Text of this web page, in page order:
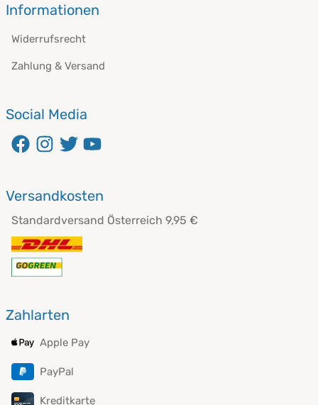
Informationen
Widerrufsrecht
Zahlung & Versand
Social Media
öffnet in neuem Fenster
öffnet in neuem Fenster
öffnet in neuem Fenster
Versandkosten
Standardversand Österreich 9,95 €
Zahlarten
Apple Pay
PayPal
Kreditkarte